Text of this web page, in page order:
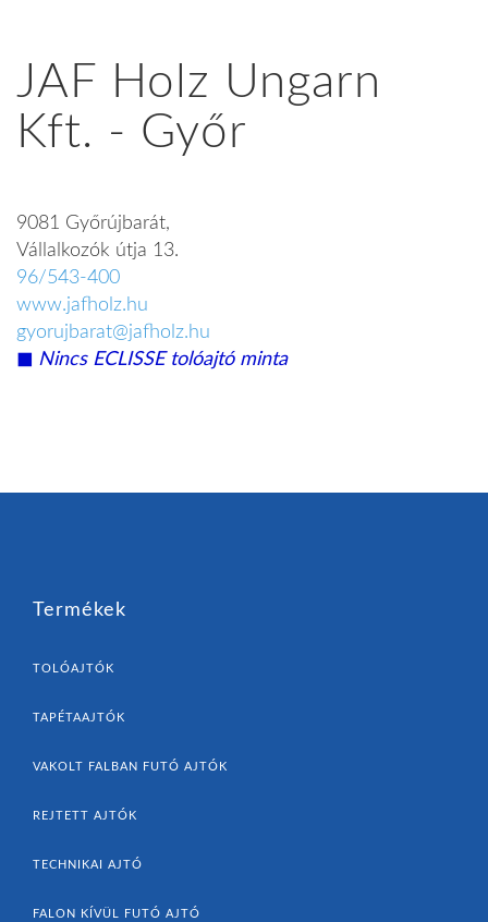
JAF Holz Ungarn
Kft. - Győr
9081 Győrújbarát,
Vállalkozók útja 13.
96/543-400
www.jafholz.hu
gyorujbarat@jafholz.hu
◼︎ Nincs ECLISSE tolóajtó minta
Termékek
TOLÓAJTÓK
TAPÉTAAJTÓK
VAKOLT FALBAN FUTÓ AJTÓK
REJTETT AJTÓK
TECHNIKAI AJTÓ
FALON KÍVÜL FUTÓ AJTÓ